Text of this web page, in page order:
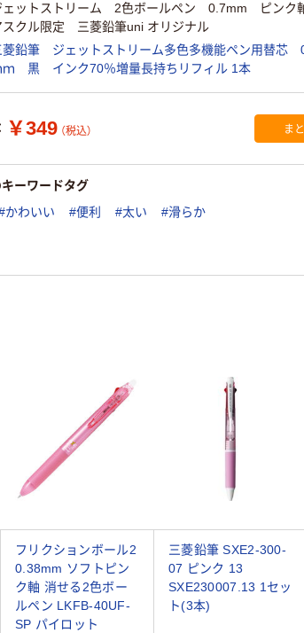
ェットストリーム 2色ボールペン 0.7mm ピンク
スクル限定 三菱鉛筆uni オリジナル
菱鉛筆 ジェットストリーム多色多機能ペン用替芯
ｍ 黒 インク70％増量長持ちリフィル 1本
￥349 （税込） ま
ーワードタグ
かわいい #便利 #太い #滑らか
フリクションボール2
0.38mm ソフトピン
ク軸 消せる2色ボー
ルペン LKFB-40UF-
SP パイロット
三菱鉛筆 SXE2-300-
07 ピンク 13
SXE230007.13 1セッ
ト(3本)